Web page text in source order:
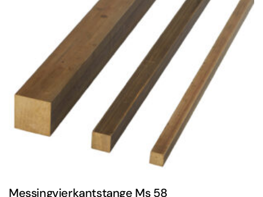
können
auf
der
Produktseite
gewählt
werden
Messingvierkantstange Ms 58